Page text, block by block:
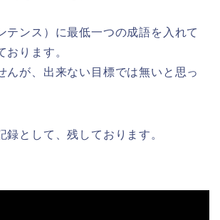
テンス）に最低一つの成語を入れて
おります。
んが、出来ない目標では無いと思っ
録として、残しております。